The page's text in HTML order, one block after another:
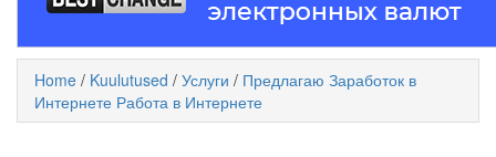
Home / Kuulutused / Услуги / Предлагаю Заработок в
Интернете Работа в Интернете